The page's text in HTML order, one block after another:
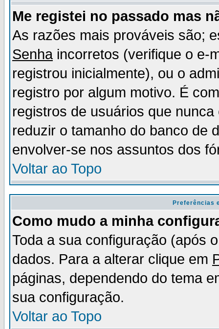
Me registei no passado mas
As razões mais prováveis são;
Senhaincorretos (verifique o e-
registrou inicialmente), ou o
registro por algum motivo. É
registros de usuários que
reduzir o tamanho do banco de
envolver-se nos assuntos dos
Voltar ao Topo
Preferências
Como mudo a minha
Toda a sua configuração (após
dados. Para a alterar clique em
páginas, dependendo do tema
sua configuração.
Voltar ao Topo